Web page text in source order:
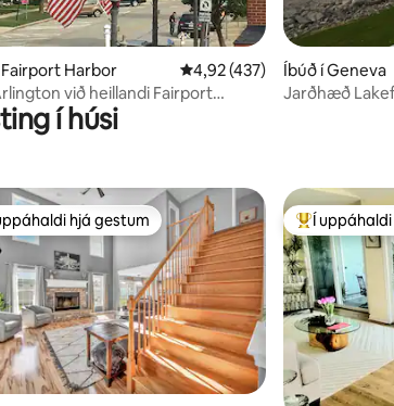
225 umsagnir
Harbor 4,92 af 5 í meðaleinkunn, 437
4,92 (437)
við heillandi Fairport
Íbúð í Geneva
Jarðhæð
í húsi
uppáhaldi hjá gestum
hjá gestum Í mestu
Í